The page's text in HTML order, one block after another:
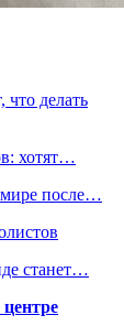
делать
хотят…
мире после…
станет…